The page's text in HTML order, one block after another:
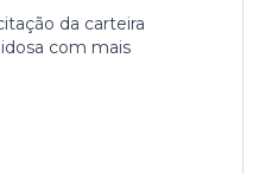
da carteira
com mais